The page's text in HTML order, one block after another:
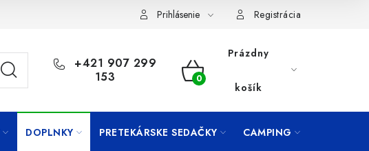
Prihlásenie Registrácia
+421 907 299
153
NÁKUPNÝ
Prázdny
košík
DOPLNKY PRETEKÁRSKE SEDAČKY CAMPING